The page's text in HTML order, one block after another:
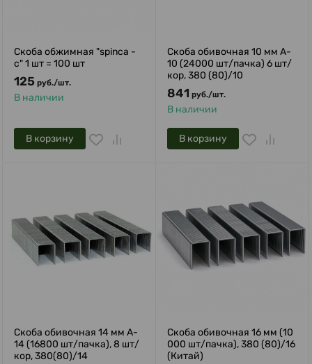
Скоба обжимная "spinca -
с" 1 шт = 100 шт
125 руб./шт.
В наличии
В корзину
Скоба обивочная 10 мм A-
10 (24000 шт/пачка) 6 шт/
кор, 380 (80)/10
841 руб./шт.
В наличии
В корзину
Скоба обивочная 14 мм A-
14 (16800 шт/пачка), 8 шт/
кор, 380(80)/14
Скоба обивочная 16 мм (10
000 шт/пачка), 380 (80)/16
(Китай)